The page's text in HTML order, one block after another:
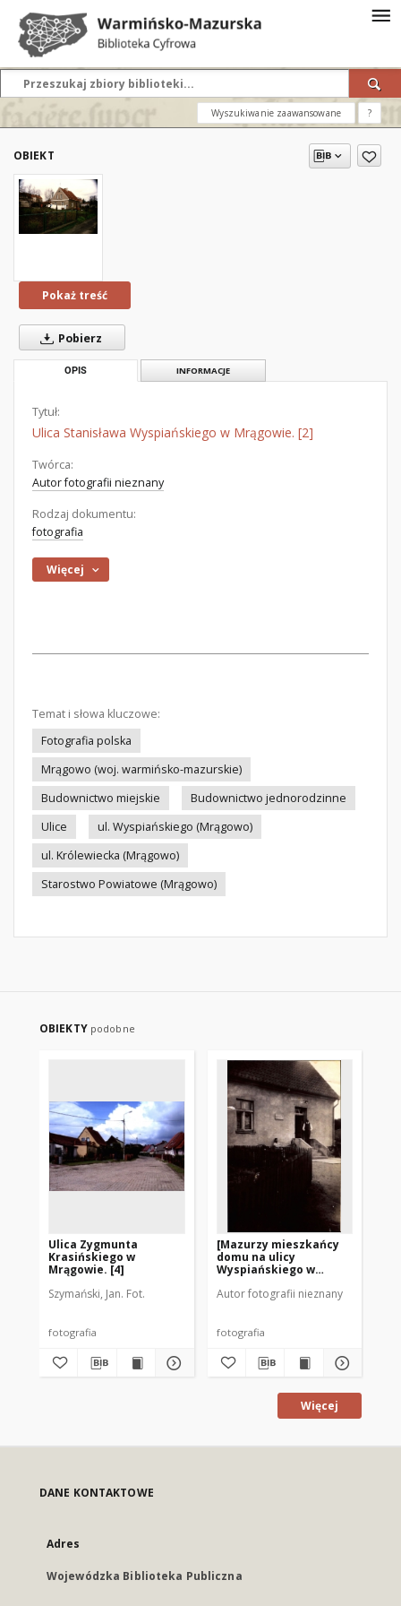
Wyszukiwanie zaawansowane ?
OBIEKT
Pokaż treść
Pobierz
OPIS INFORMACJE
Tytuł:
Ulica Stanisława Wyspiańskiego w Mrągowie. [2]
Twórca:
Autor fotografii nieznany
Rodzaj dokumentu:
fotografia
Więcej
Temat i słowa kluczowe:
Fotografia polska
Mrągowo (woj. warmińsko-mazurskie)
Budownictwo miejskie
Budownictwo jednorodzinne
Ulice
ul. Wyspiańskiego (Mrągowo)
ul. Królewiecka (Mrągowo)
Starostwo Powiatowe (Mrągowo)
OBIEKTY podobne
Ulica Zygmunta
Krasińskiego w
Mrągowie. [4]
Szymański, Jan. Fot.
fotografia
[Mazurzy mieszkańcy
domu na ulicy
Wyspiańskiego w
Autor fotografii nieznany
fotografia
Więcej
DANE KONTAKTOWE
Adres
Wojewódzka Biblioteka Publiczna